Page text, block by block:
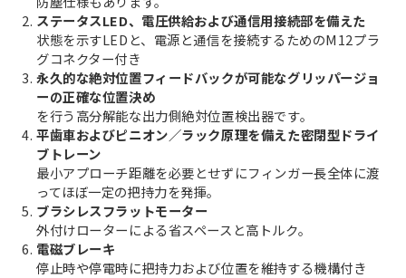
ステータスLED、電圧供給および通信用接続部を備えた
状態を示すLEDと、電源と通信を接続するためのM12プラ
グコネクター付き
永久的な絶対位置フィードバックが可能なグリッパージョ
ーの正確な位置決め
を行う高分解能な出力側絶対位置検出器です。
平歯車およびピニオン／ラック原理を備えた密閉型ドライ
ブトレーン
最小アプローチ距離を必要とせずにフィンガー長全体に渡
ってほぼ一定の把持力を発揮。
ブラシレスフラットモーター
外付けローターによる省スペースと高トルク。
電磁ブレーキ
停止時や停電時に把持力および位置を維持する機構付き